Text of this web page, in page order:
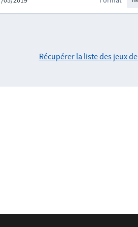
Récupérer la liste des jeux